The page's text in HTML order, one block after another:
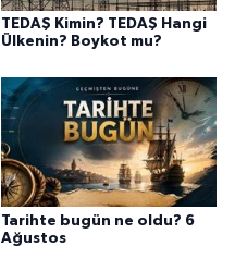
TEDAŞ Kimin? TEDAŞ Hangi
Ülkenin? Boykot mu?
Tarihte bugün ne oldu? 6
Ağustos